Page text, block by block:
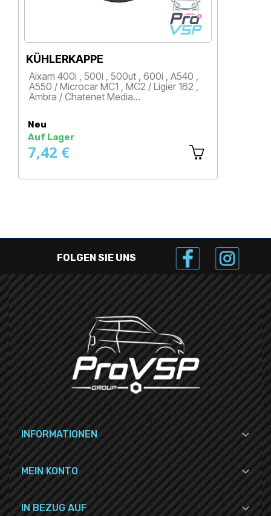
KÜHLERKAPPE
Aixam 400i , 500i , 500ut , 600i , A540 ,
A550 / Microcar MC1 , MC2 / Ligier 162 ,
Ambra / Chatenet Media…
Neu
Auf Lager
7,42 €
FOLGEN SIE UNS
INFORMATIONEN 
MEIN KONTO 
IN BEZUG AUF 